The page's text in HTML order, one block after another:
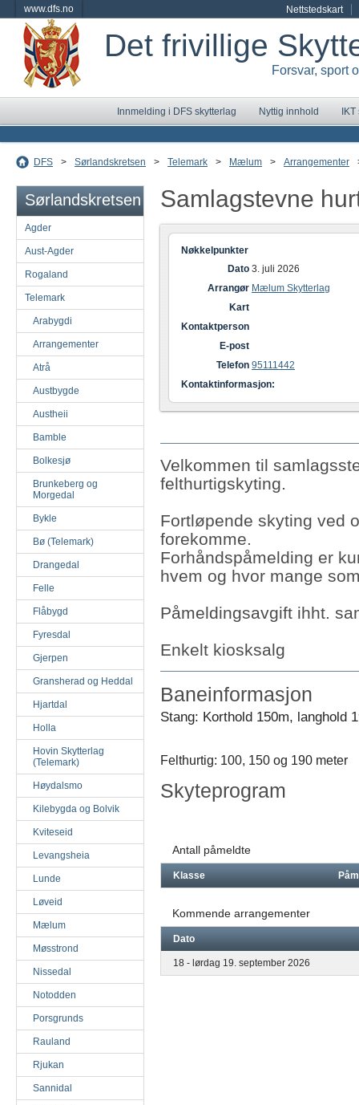
www.dfs.no Nettstedskart
Det frivillige
Forsvar, sport
Innmelding i DFS skytterlag Nyttig innhold
DFS > Sørlandskretsen > Telemark > Mælum > Arrangementer
Sørlandskretsen
Agder
Aust-Agder
Rogaland
Telemark
Arabygdi
Arrangementer
Atrå
Austbygde
Austheii
Bamble
Bolkesjø
Brunkeberg og
Morgedal
Bykle
Bø (Telemark)
Drangedal
Felle
Flåbygd
Fyresdal
Gjerpen
Gransherad og Heddal
Hjartdal
Holla
Hovin Skytterlag
(Telemark)
Høydalsmo
Kilebygda og Bolvik
Kviteseid
Levangsheia
Lunde
Løveid
Mælum
Møsstrond
Nissedal
Notodden
Porsgrunds
Rauland
Rjukan
Sannidal
Samlagstevne
Nøkkelpunkter
Dato 3. juli 2026
Arrangør Mælum Skytterlag
Kart
Kontaktperson
E-post
Telefon 95111442
Kontaktinformasjon:
Velkommen til
felthurtigskyting.
Fortløpende skyting ved
forekomme.
Forhåndspåmelding er
hvem og hvor mange
Påmeldingsavgift ihht.
Enkelt kiosksalg
Baneinformasjon
Stang: Korthold 150m, langhold
Felthurtig: 100, 150 og 190 meter
Skyteprogram
Antall påmeldte
Klasse
Kommende arrangementer
Dato
18 - lørdag 19. september 2026